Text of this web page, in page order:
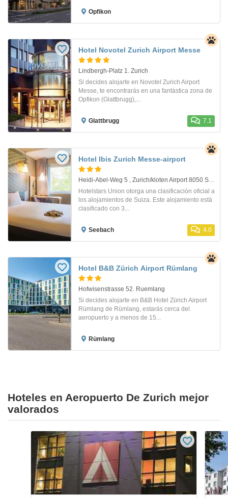
Opfikon
Hotel Novotel Zurich Airport Messe
Lindbergh-Platz 1. Zurich
Si decides alojarte en Novotel Zurich Airport
Messe, te encontrarás en una fantástica zona de
Opfikon (Glattbrugg),...
Glattbrugg 7.1
Hotel Ibis Zurich Messe-airport
Heidi-Abel-Weg 5 , Zurich/kloten Airport 8050 Switzerland. Zurich/kloten Airport
Hotelstars Union otorga una clasificación oficial a
los alojamientos de Suiza. Este alojamiento está
clasificado con 3...
Seebach 4.0
Hotel B&B Zürich Airport Rümlang
Hofwisenstrasse 52. Ruemlang
Si decides alojarte en B&B Hotel Zürich Airport
Rümlang de Rümlang, estarás cerca del
aeropuerto y a menos de 15...
Rümlang
Hoteles en Aeropuerto De Zurich mejor
valorados